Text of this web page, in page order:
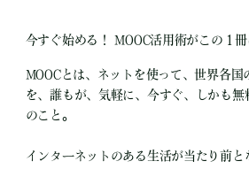
今すぐ始める！ MOOC活用術がこの１
MOOCとは、ネットを使って、世界各国
を、誰もが、気軽に、今すぐ、しかも無
のこと。
インターネットのある生活が当たり前